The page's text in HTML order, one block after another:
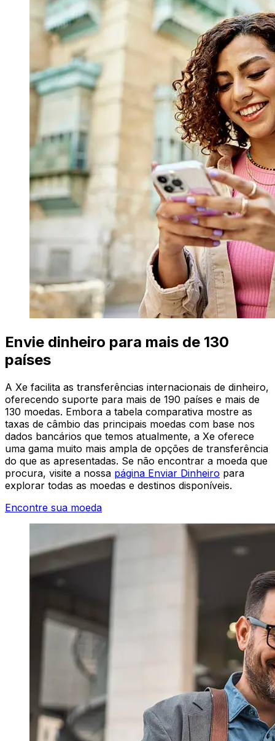
Envie dinheiro para mais de 130
países
A Xe facilita as transferências internacionais de dinheiro,
oferecendo suporte para mais de 190 países e mais de
130 moedas. Embora a tabela comparativa mostre as
taxas de câmbio das principais moedas com base nos
dados bancários que temos atualmente, a Xe oferece
uma gama muito mais ampla de opções de transferência
do que as apresentadas. Se não encontrar a moeda que
procura, visite a nossa página Enviar Dinheiro para
explorar todas as moedas e destinos disponíveis.
Encontre sua moeda